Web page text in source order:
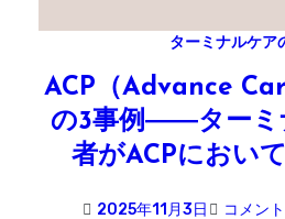
ターミナルケア
ACP（Advance
の3事例――ターミ
者がACPにおい
2025年11月3日 コメン